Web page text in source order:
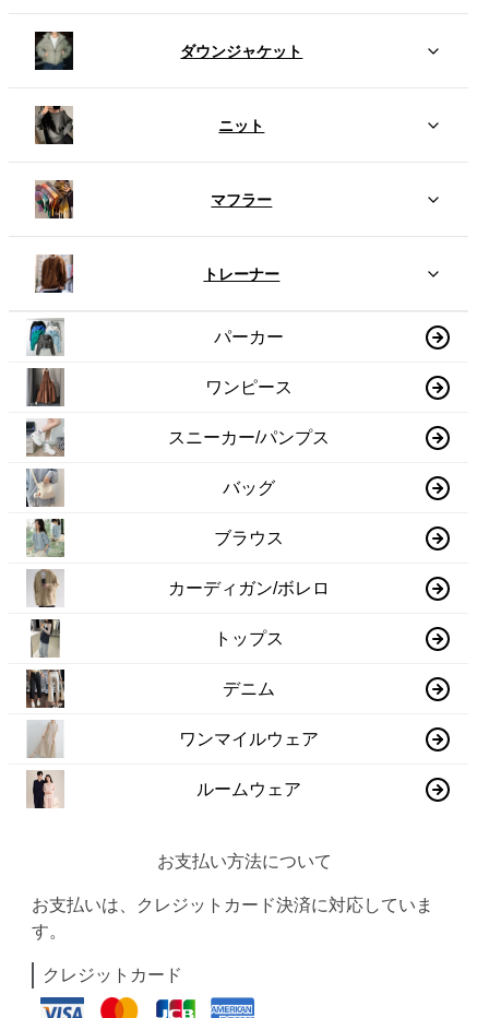
ダウンジャケット
ニット
マフラー
トレーナー
パーカー
ワンピース
スニーカー/パンプス
バッグ
ブラウス
カーディガン/ボレロ
トップス
デニム
ワンマイルウェア
ルームウェア
お支払い方法について
お支払いは、クレジットカード決済に対応していま
す。
クレジットカード